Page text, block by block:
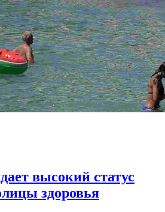
высокий статус
здоровья